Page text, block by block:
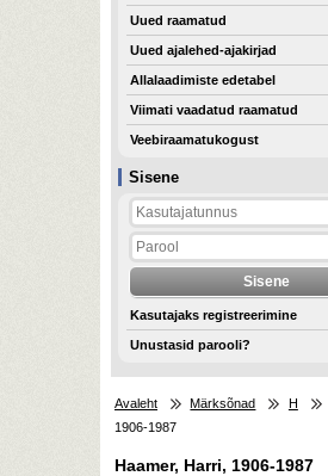
Sisene
Kasutajaks registreerimine
Unustasid parooli?
Uued raamatud
Uued ajalehed-ajakirjad
Allalaadimiste edetabel
Viimati vaadatud raamatud
Veebiraamatukogust
Avaleht Märksõnad H
1906-1987
Haamer, Harri, 1906-1987